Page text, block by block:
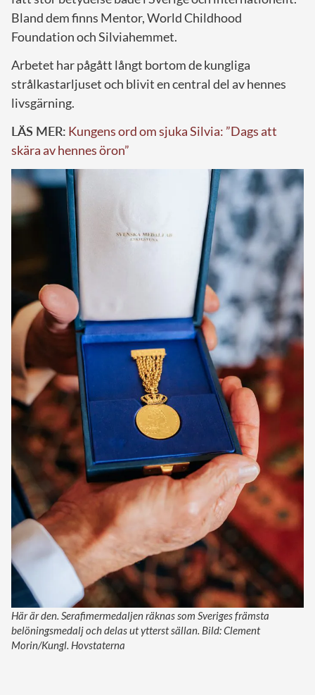
Bland dem finns Mentor, World Childhood
Foundation och Silviahemmet.
Arbetet har pågått långt bortom de kungliga
strålkastarljuset och blivit en central del av hennes
livsgärning.
LÄS MER: Kungens ord om sjuka Silvia: ”Dags att
skära av hennes öron”
Här är den. Serafimermedaljen räknas som Sveriges främsta
belöningsmedalj och delas ut ytterst sällan. Bild: Clement
Morin/Kungl. Hovstaterna